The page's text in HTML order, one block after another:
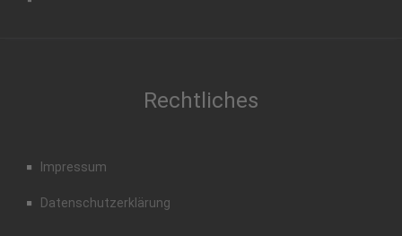
Rechtliches
Impressum
Datenschutzerklärung